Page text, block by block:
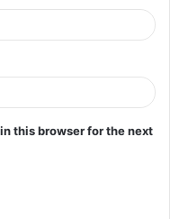
this browser for the next